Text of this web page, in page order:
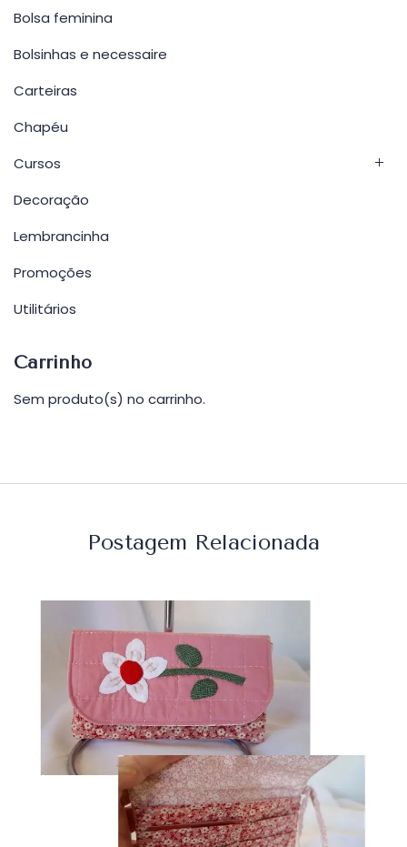
Bolsa feminina
Bolsinhas e necessaire
Carteiras
Chapéu
Cursos
Decoração
Lembrancinha
Promoções
Utilitários
Carrinho
Sem produto(s) no carrinho.
Postagem Relacionada